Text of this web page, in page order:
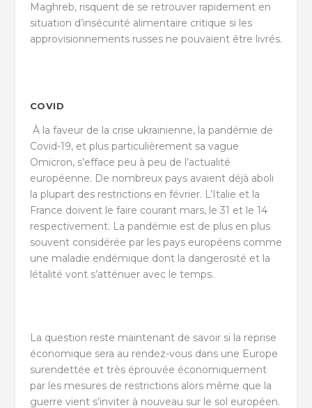
Maghreb, risquent de se retrouver rapidement en
situation d’insécurité alimentaire critique si les
approvisionnements russes ne pouvaient être livrés.
COVID
À la faveur de la crise ukrainienne, la pandémie de
Covid-19, et plus particulièrement sa vague
Omicron, s’efface peu à peu de l’actualité
européenne. De nombreux pays avaient déjà aboli
la plupart des restrictions en février. L’Italie et la
France doivent le faire courant mars, le 31 et le 14
respectivement. La pandémie est de plus en plus
souvent considérée par les pays européens comme
une maladie endémique dont la dangerosité et la
létalité vont s’atténuer avec le temps.
La question reste maintenant de savoir si la reprise
économique sera au rendez-vous dans une Europe
surendettée et très éprouvée économiquement
par les mesures de restrictions alors même que la
guerre vient s’inviter à nouveau sur le sol européen.